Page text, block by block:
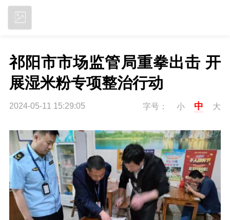
祁阳市市场监管局重拳出击 开
展湿米粉专项整治行动
2024-05-11 15:29:05 字号： 小 中 大